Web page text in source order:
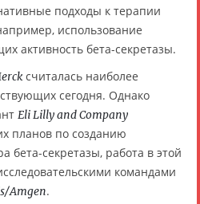
подходы к терапии
использование
активность бета-секретазы.
считалась наиболее
сегодня. Однако
Eli Lilly and Company
планов по созданию
бета-секретазы, работа в этой
командами
Amgen.